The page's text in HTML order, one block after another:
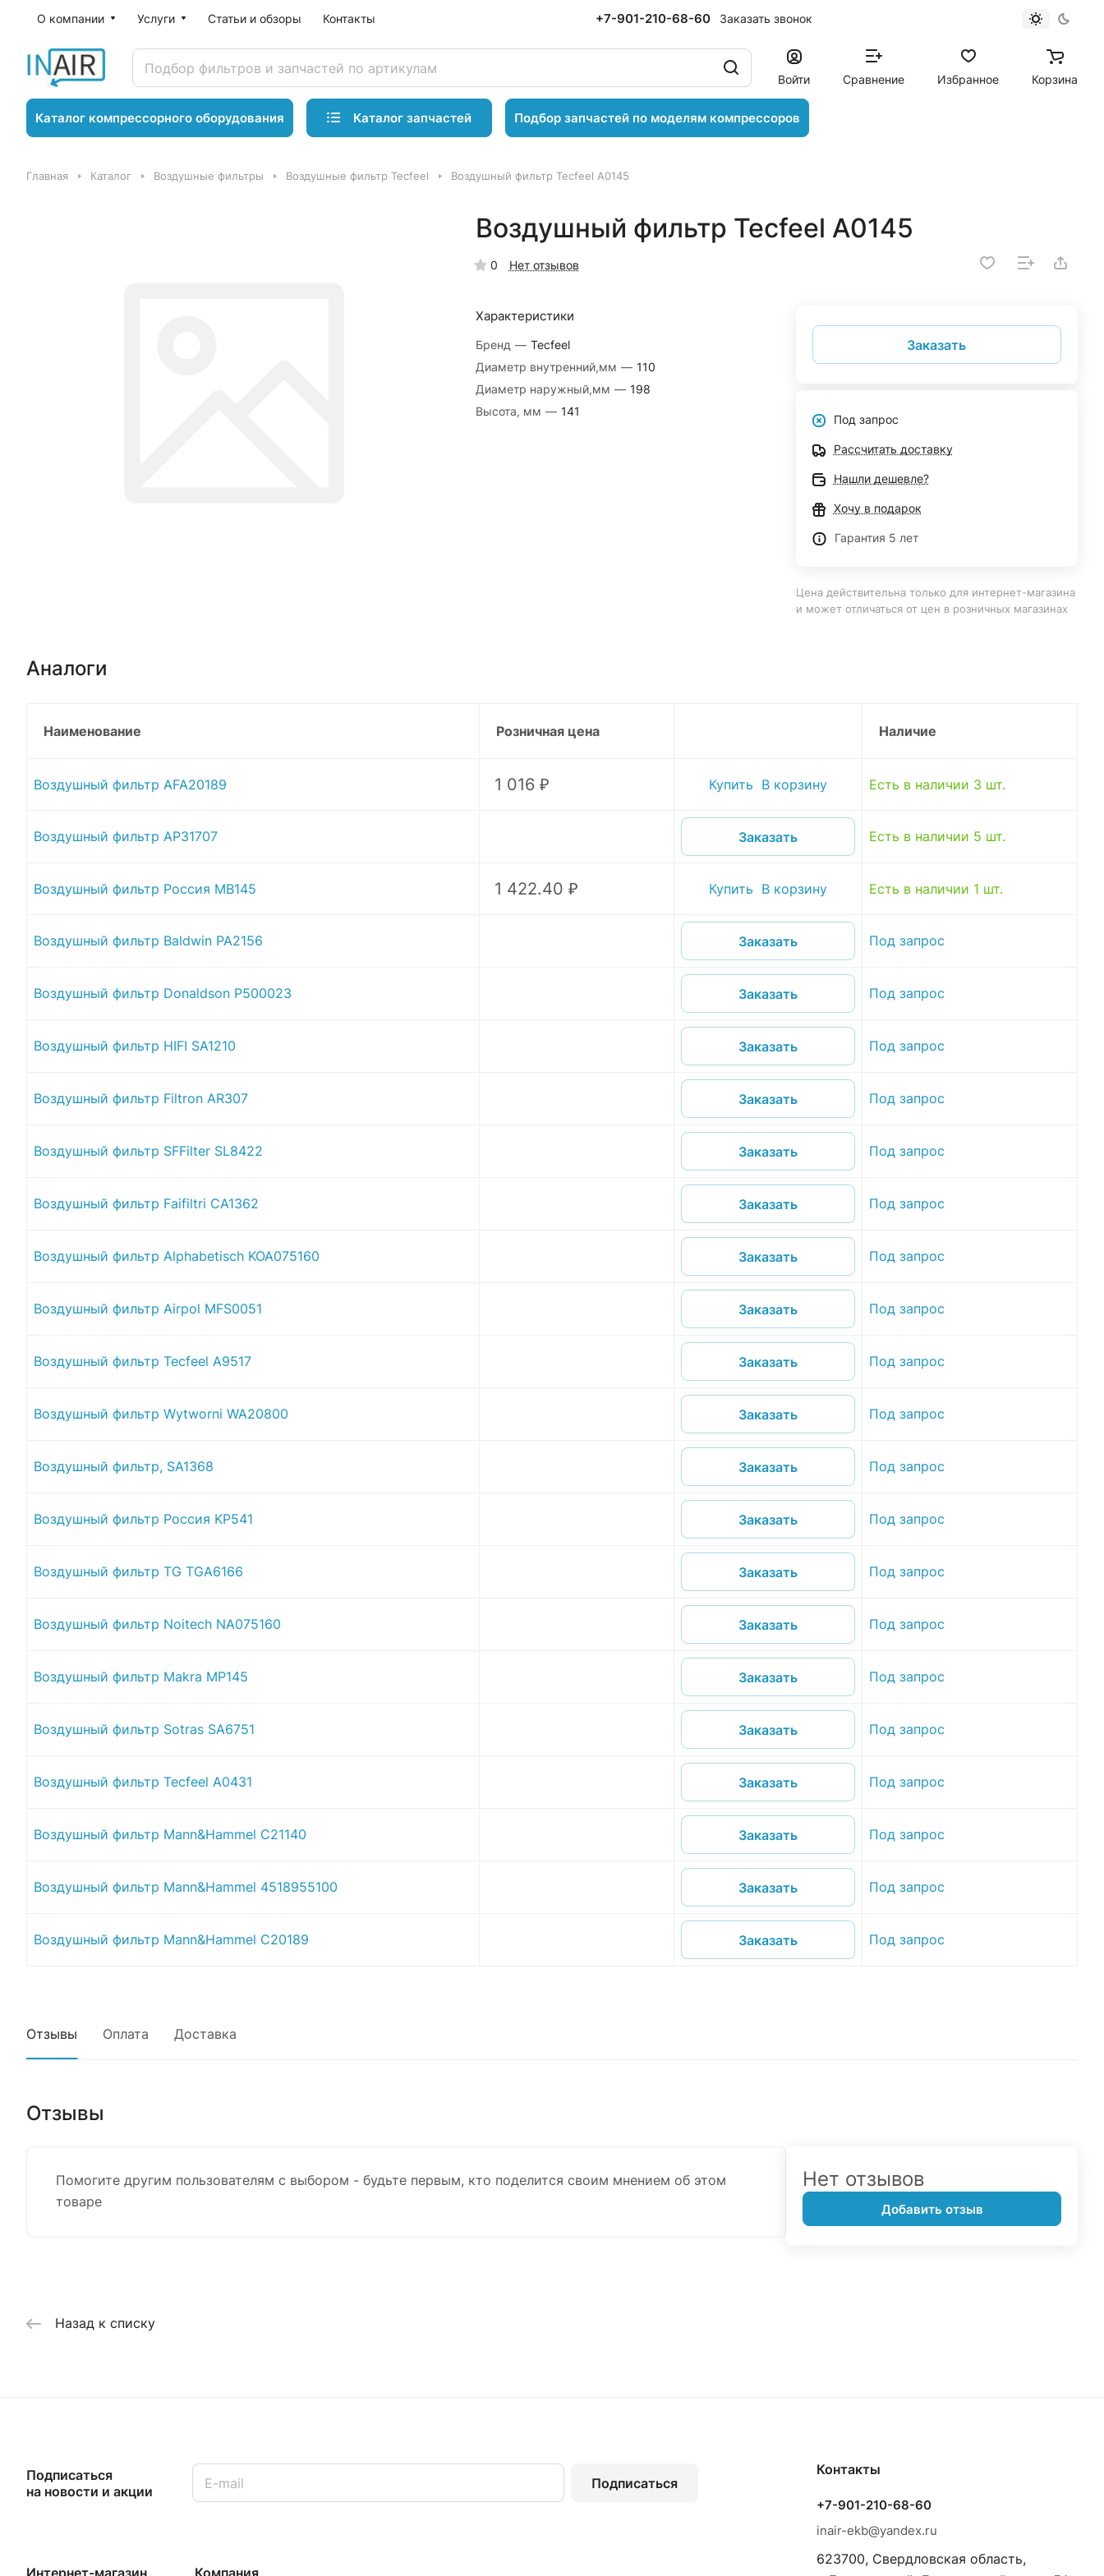
О компании Услуги Статьи и обзоры Контакты +7-901-210-68-60 Заказать звонок
Войти Сравнение Избранное Корзина
Каталог компрессорного оборудования Каталог запчастей Подбор запчастей по моделям компрессоров
Главная Каталог Воздушные фильтры Воздушные фильтр Tecfeel Воздушный фильтр Tecfeel A0145
Воздушный фильтр Tecfeel A0145
0 Нет отзывов
Характеристики
Бренд — Tecfeel
Диаметр внутренний,мм — 110
Диаметр наружный,мм — 198
Высота, мм — 141
Заказать
Под запрос
Рассчитать доставку
Нашли дешевле?
Хочу в подарок
Гарантия 5 лет
Цена действительна только для интернет-магазина
и может отличаться от цен в розничных магазинах
Аналоги
Наименование Розничная цена Наличие
Воздушный фильтр AFA20189 1 016 ₽ Купить В корзину Есть в наличии 3 шт.
Воздушный фильтр AP31707 Заказать Есть в наличии 5 шт.
Воздушный фильтр Россия MB145 1 422.40 ₽ Купить В корзину Есть в наличии 1 шт.
Воздушный фильтр Baldwin PA2156 Заказать Под запрос
Воздушный фильтр Donaldson P500023 Заказать Под запрос
Воздушный фильтр HIFI SA1210 Заказать Под запрос
Воздушный фильтр Filtron AR307 Заказать Под запрос
Воздушный фильтр SFFilter SL8422 Заказать Под запрос
Воздушный фильтр Faifiltri CA1362 Заказать Под запрос
Воздушный фильтр Alphabetisch KOA075160 Заказать Под запрос
Воздушный фильтр Airpol MFS0051 Заказать Под запрос
Воздушный фильтр Tecfeel A9517 Заказать Под запрос
Воздушный фильтр Wytworni WA20800 Заказать Под запрос
Воздушный фильтр, SA1368 Заказать Под запрос
Воздушный фильтр Россия KP541 Заказать Под запрос
Воздушный фильтр TG TGA6166 Заказать Под запрос
Воздушный фильтр Noitech NA075160 Заказать Под запрос
Воздушный фильтр Makra MP145 Заказать Под запрос
Воздушный фильтр Sotras SA6751 Заказать Под запрос
Воздушный фильтр Tecfeel A0431 Заказать Под запрос
Воздушный фильтр Mann&Hammel C21140 Заказать Под запрос
Воздушный фильтр Mann&Hammel 4518955100 Заказать Под запрос
Воздушный фильтр Mann&Hammel C20189 Заказать Под запрос
Отзывы Оплата Доставка
Отзывы
Помогите другим пользователям с выбором - будьте первым, кто поделится своим мнением об этом
товаре
Нет отзывов
Добавить отзыв
Назад к списку
Подписаться
на новости и акции
Подписаться
Контакты
+7-901-210-68-60
inair-ekb@yandex.ru
623700, Свердловская область,